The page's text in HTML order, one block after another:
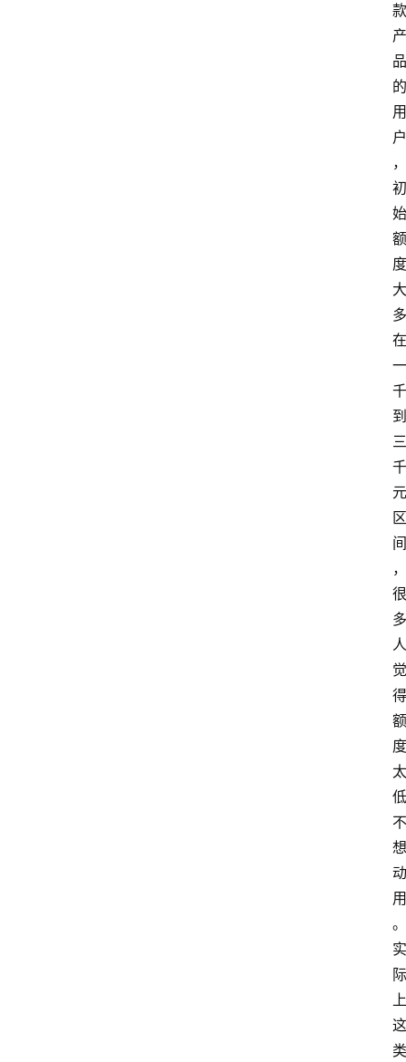
款
产
品
的
用
户
，
初
始
额
度
大
多
在
一
千
到
三
千
元
区
间
，
很
多
人
觉
得
额
度
太
低
不
想
动
用
。
实
际
上
这
类